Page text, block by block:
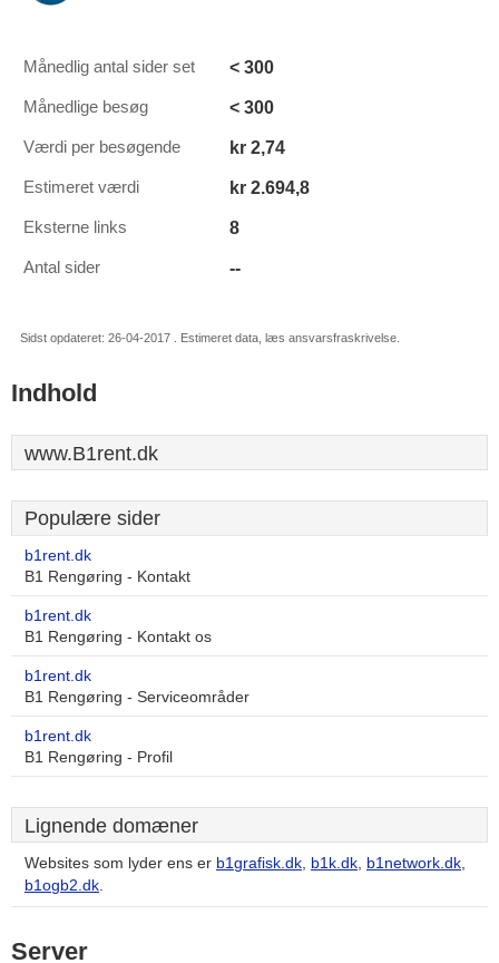
Månedlig antal sider set < 300
Månedlige besøg < 300
Værdi per besøgende kr 2,74
Estimeret værdi kr 2.694,8
Eksterne links 8
Antal sider --
Sidst opdateret: 26-04-2017 . Estimeret data, læs ansvarsfraskrivelse.
Indhold
www.B1rent.dk
Populære sider
b1rent.dk
B1 Rengøring - Kontakt
b1rent.dk
B1 Rengøring - Kontakt os
b1rent.dk
B1 Rengøring - Serviceområder
b1rent.dk
B1 Rengøring - Profil
Lignende domæner
Websites som lyder ens er b1grafisk.dk, b1k.dk, b1network.dk,
b1ogb2.dk.
Server